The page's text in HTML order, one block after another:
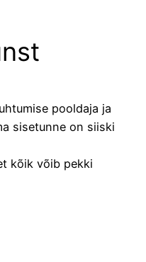
pooldaja ja
sisetunne on siiski
kõik võib pekki